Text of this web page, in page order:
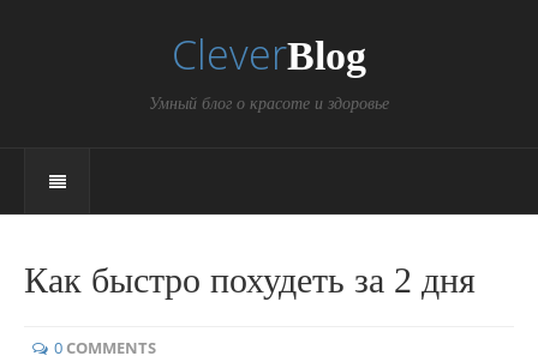
CleverBlog
Умный блог о красоте и здоровье
Как быстро похудеть за 2 дня
0 COMMENTS